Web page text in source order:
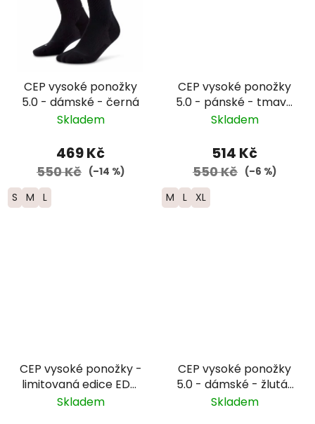
CEP vysoké ponožky
5.0 - dámské - černá
Skladem
469 Kč
550 Kč (–14 %)
S M L
CEP vysoké ponožky
5.0 - pánské - tmavě
modrá
Skladem
514 Kč
550 Kč (–6 %)
M L XL
CEP vysoké ponožky -
limitovaná edice EDT.
FADE - dámské -
Skladem
CEP vysoké ponožky
5.0 - dámské - žlutá/
červená
Skladem